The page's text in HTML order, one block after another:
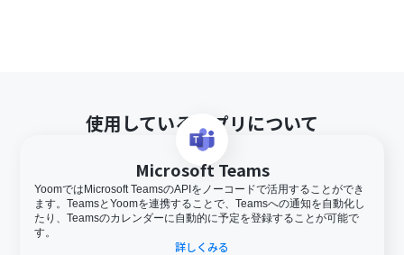
使用しているアプリについて
Microsoft Teams
YoomではMicrosoft TeamsのAPIをノーコードで活用することができ
ます。TeamsとYoomを連携することで、Teamsへの通知を自動化し
たり、Teamsのカレンダーに自動的に予定を登録することが可能で
す。
詳しくみる